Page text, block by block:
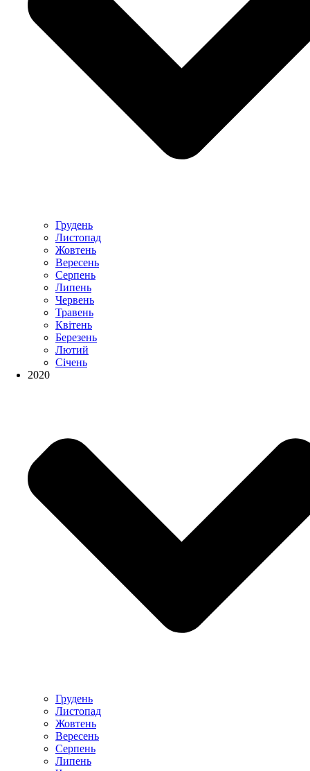
Грудень
Листопад
Жовтень
Вересень
Серпень
Липень
Червень
Травень
Квітень
Березень
Лютий
Січень
2020
Грудень
Листопад
Жовтень
Вересень
Серпень
Липень